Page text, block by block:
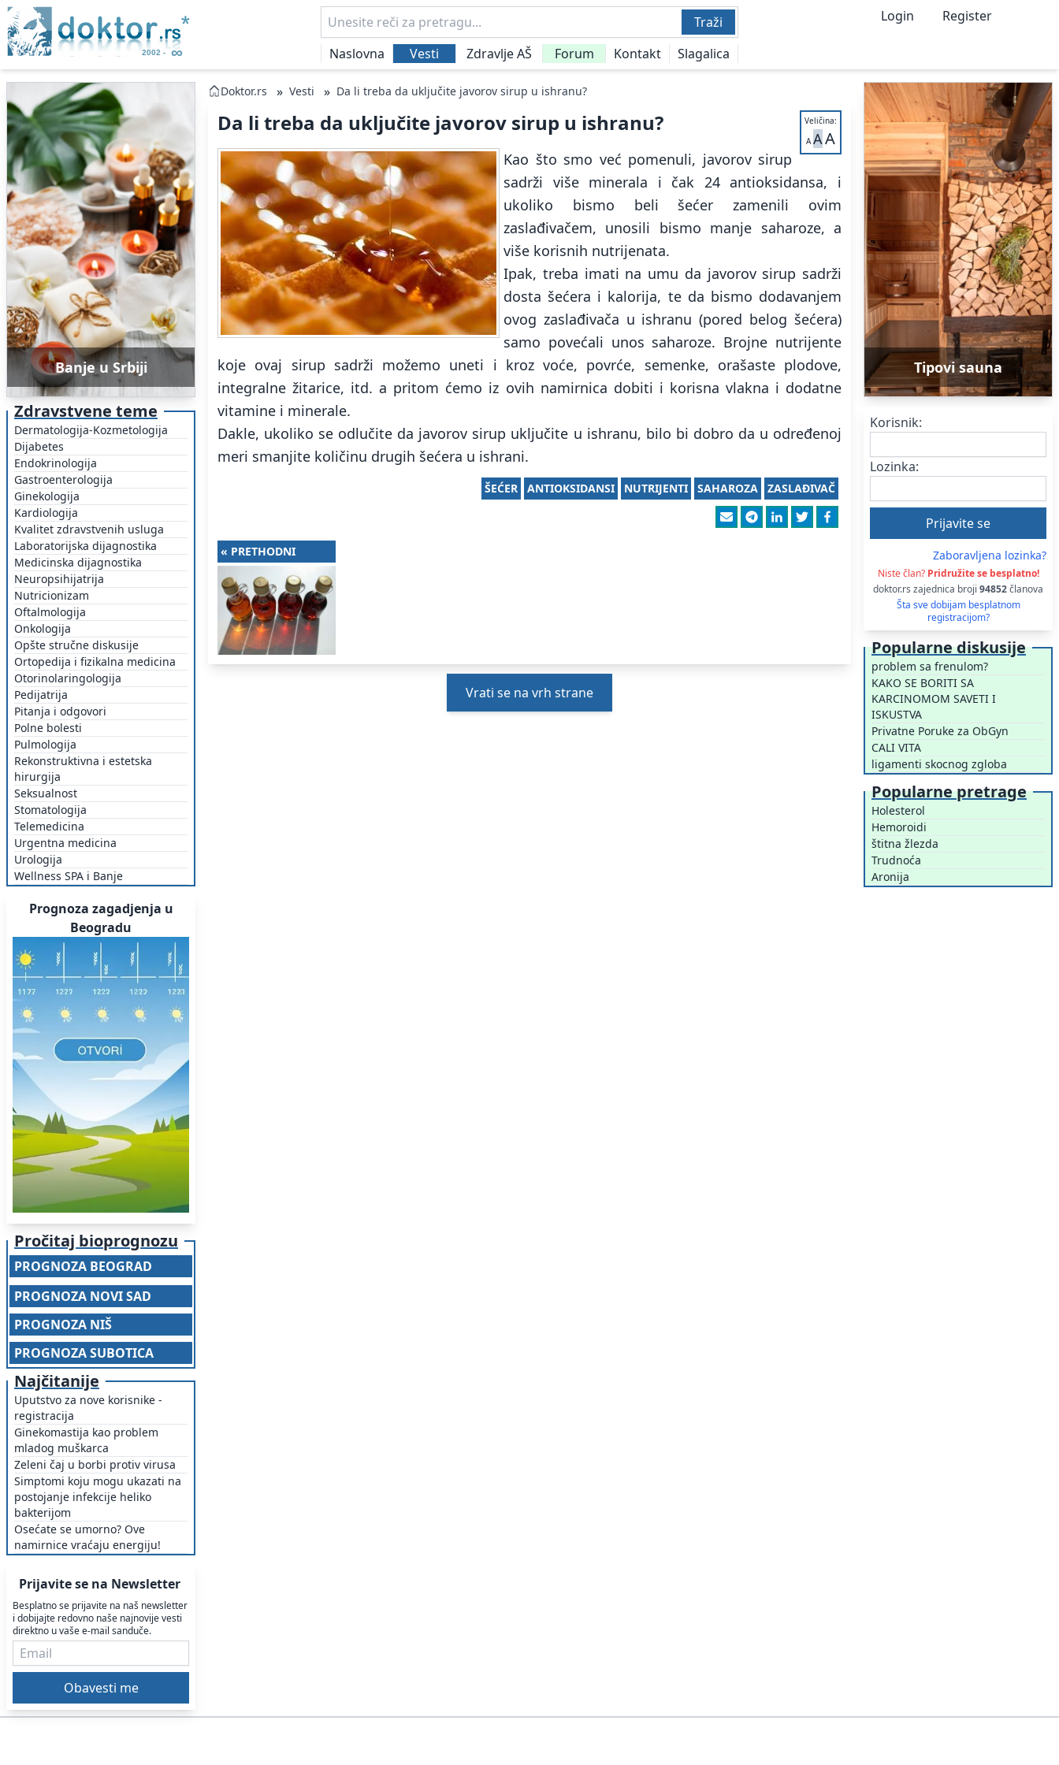
Traži
Naslovna
Vesti Zdravlje AŠ Forum Kontakt Slagalica
Login Register
Doktor.rs » Vesti » Da li treba da uključite javorov sirup u ishranu?
Veličina:
A AA
Da li treba da uključite javorov sirup u ishranu?
Kao što smo već pomenuli, javorov sirup
sadrži više minerala i čak 24 antioksidansa, i
ukoliko bismo beli šećer zamenili ovim
zaslađivačem, unosili bismo manje saharoze, a
više korisnih nutrijenata.
Ipak, treba imati na umu da javorov sirup sadrži
dosta šećera i kalorija, te da bismo dodavanjem
ovog zaslađivača u ishranu (pored belog šećera)
samo povećali unos saharoze. Brojne nutrijente
koje ovaj sirup sadrži možemo uneti i kroz voće, povrće, semenke, orašaste plodove,
integralne žitarice, itd. a pritom ćemo iz ovih namirnica dobiti i korisna vlakna i dodatne
vitamine i minerale.
Dakle, ukoliko se odlučite da javorov sirup uključite u ishranu, bilo bi dobro da u određenoj
meri smanjite količinu drugih šećera u ishrani.
ZASLAĐIVAČ
SAHAROZA
NUTRIJENTI
ANTIOKSIDANSI
ŠEĆER
« PRETHODNI
Vrati se na vrh strane
Banje u Srbiji
Zdravstvene teme
Dermatologija-Kozmetologija
Dijabetes
Endokrinologija
Gastroenterologija
Ginekologija
Kardiologija
Kvalitet zdravstvenih usluga
Laboratorijska dijagnostika
Medicinska dijagnostika
Neuropsihijatrija
Nutricionizam
Oftalmologija
Onkologija
Opšte stručne diskusije
Ortopedija i fizikalna medicina
Otorinolaringologija
Pedijatrija
Pitanja i odgovori
Polne bolesti
Pulmologija
Rekonstruktivna i estetska
hirurgija
Seksualnost
Stomatologija
Telemedicina
Urgentna medicina
Urologija
Wellness SPA i Banje
Prognoza zagadjenja u
Beogradu
Pročitaj bioprognozu
PROGNOZA BEOGRAD
PROGNOZA NOVI SAD
PROGNOZA NIŠ
PROGNOZA SUBOTICA
Najčitanije
Uputstvo za nove korisnike -
registracija
Ginekomastija kao problem
mladog muškarca
Zeleni čaj u borbi protiv virusa
Simptomi koju mogu ukazati na
postojanje infekcije heliko
bakterijom
Osećate se umorno? Ove
namirnice vraćaju energiju!
Prijavite se na Newsletter
Besplatno se prijavite na naš newsletter
i dobijajte redovno naše najnovije vesti
direktno u vaše e-mail sanduče.
Tipovi sauna
Korisnik:
Lozinka:
Zaboravljena lozinka?
Niste član? Pridružite se besplatno!
doktor.rs zajednica broji 94852članova
Šta sve dobijam besplatnom
registracijom?
Popularne diskusije
problem sa frenulom?
KAKO SE BORITI SA
KARCINOMOM SAVETI I
ISKUSTVA
Privatne Poruke za ObGyn
CALI VITA
ligamenti skocnog zgloba
Popularne pretrage
Holesterol
Hemoroidi
štitna žlezda
Trudnoća
Aronija